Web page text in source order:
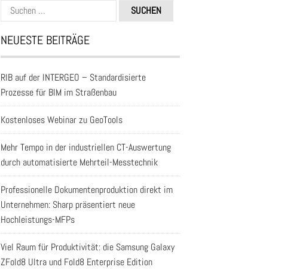
Suchen
nach:
NEUESTE BEITRÄGE
RIB auf der INTERGEO – Standardisierte
Prozesse für BIM im Straßenbau
Kostenloses Webinar zu GeoTools
Mehr Tempo in der industriellen CT-Auswertung
durch automatisierte Mehrteil-Messtechnik
Professionelle Dokumentenproduktion direkt im
Unternehmen: Sharp präsentiert neue
Hochleistungs-MFPs
Viel Raum für Produktivität: die Samsung Galaxy
ZFold8 Ultra und Fold8 Enterprise Edition